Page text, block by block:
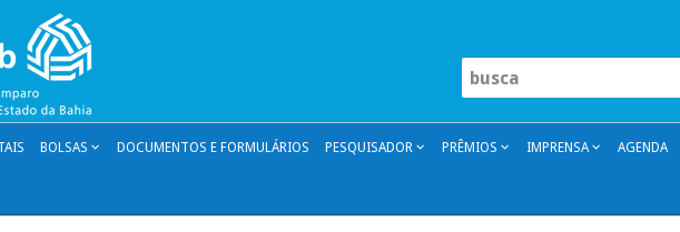
BOLSAS DOCUMENTOS E FORMULÁRIOS PESQUISADOR PRÊMIOS IMPRENSA AGENDA